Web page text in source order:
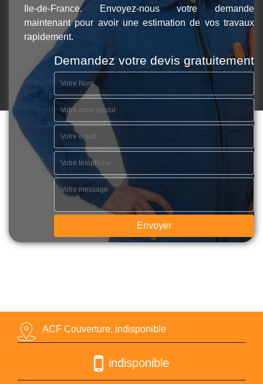
Ile-de-France. Envoyez-nous votre demande
maintenant pour avoir une estimation de vos travaux
rapidement.
Demandez votre devis gratuitement
ACF Couverture, indisponible
indisponible